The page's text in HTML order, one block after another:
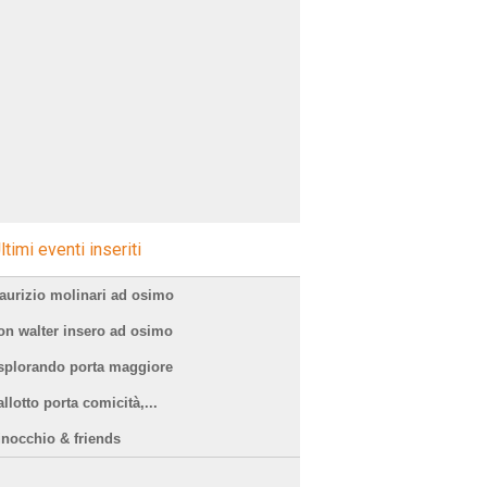
eventi inseriti
molinari ad osimo
walter insero ad osimo
porta maggiore
porta comicità,...
& friends